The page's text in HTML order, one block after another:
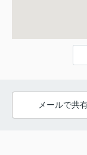
メールで共